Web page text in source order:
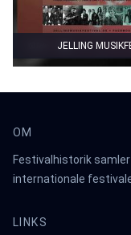
JELLING
OM
Festivalhistorik
internationale
LINKS